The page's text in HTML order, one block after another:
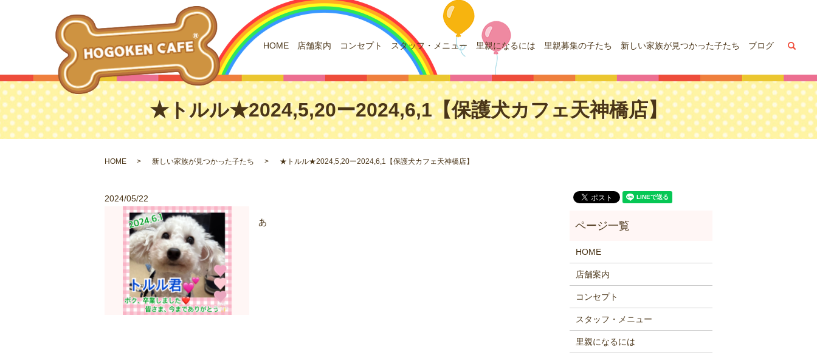
HOME 店舗案内 コンセプト スタッフ・メニュー 里親になるには 里親募集の子たち 新しい家族が見つかった子たち ブログ
★トルル★2024,5,20ー2024,6,1【保護犬カフェ天神橋店】
HOME 新しい家族が見つかった子たち ★トルル★2024,5,20ー2024,6,1【保護犬カフェ天神橋店】
2024/05/22
あ
HOME
店舗案内
コンセプト
スタッフ・メニュー
里親になるには